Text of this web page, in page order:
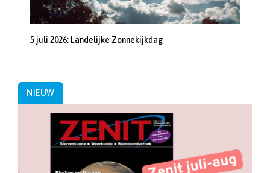
5 juli 2026: Landelijke Zonnekijkdag
NIEUW